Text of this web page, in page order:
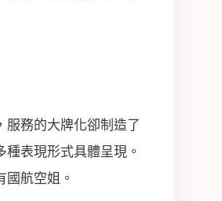
服務的大牌化卻制造了
表現形式具體呈現。
航空姐。